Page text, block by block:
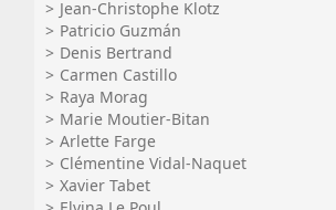
Jean-Christophe Klotz
Patricio Guzmán
Denis Bertrand
Carmen Castillo
Raya Morag
Marie Moutier-Bitan
Arlette Farge
Clémentine Vidal-Naquet
Xavier Tabet